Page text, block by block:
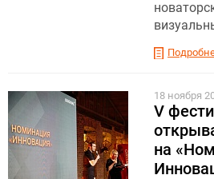
18 ноября
V
на